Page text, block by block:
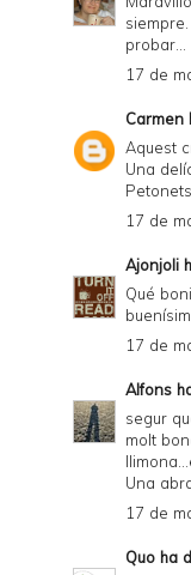
probar...
17 de
Carmen
Aquest
Una
Petonets
17 de
Ajonjoli
Qué
17 de
Alfons
segur
molt
Una
17 de
Quo ha